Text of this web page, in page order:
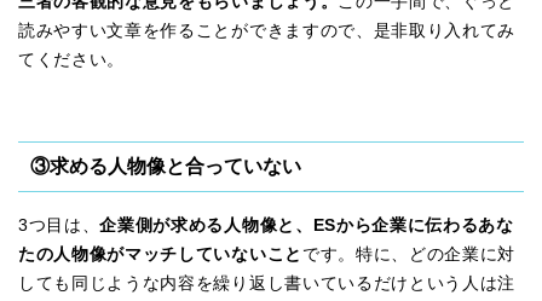
読みやすい文章を作ることができますので、是非取り入れてみ
てください。
③求める人物像と合っていない
3つ目は、企業側が求める人物像と、ESから企業に伝わるあな
たの人物像がマッチしていないこと です。特に、どの企業に対
しても同じような内容を繰り返し書いているだけという人は注